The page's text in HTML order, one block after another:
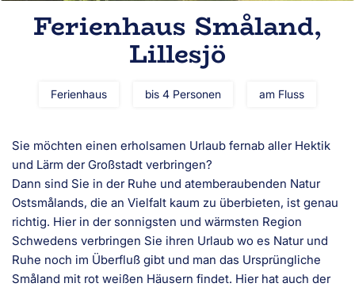
Ferienhaus Småland,
Lillesjö
Ferienhaus bis 4 Personen am Fluss
Sie möchten einen erholsamen Urlaub fernab aller Hektik
und Lärm der Großstadt verbringen?
Dann sind Sie in der Ruhe und atemberaubenden Natur
Ostsmålands, die an Vielfalt kaum zu überbieten, ist genau
richtig. Hier in der sonnigsten und wärmsten Region
Schwedens verbringen Sie ihren Urlaub wo es Natur und
Ruhe noch im Überfluß gibt und man das Ursprüngliche
Småland mit rot weißen Häusern findet. Hier hat auch der